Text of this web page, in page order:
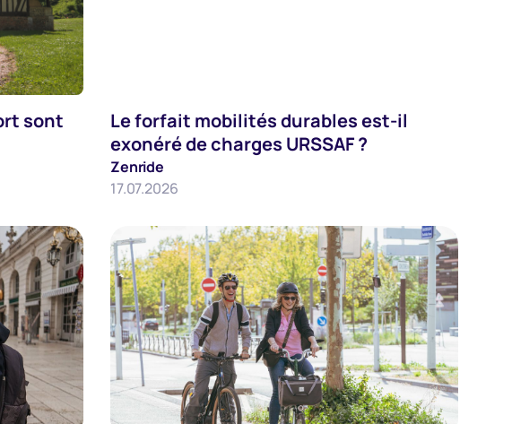
sont
Employeurs
Le forfait mobilités durables est-il
exonéré de charges URSSAF ?
Zenride
17.07.2026